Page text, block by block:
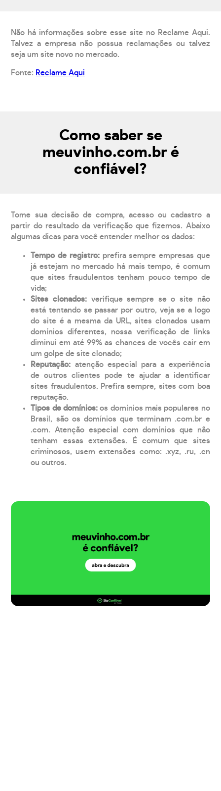
Não há informações sobre esse site no Reclame Aqui.
Talvez a empresa não possua reclamações ou talvez
seja um site novo no mercado.
Fonte: Reclame Aqui
Como saber se
meuvinho.com.br é
confiável?
Tome sua decisão de compra, acesso ou cadastro a
partir do resultado da verificação que fizemos. Abaixo
algumas dicas para você entender melhor os dados:
Tempo de registro: prefira sempre empresas que
já estejam no mercado há mais tempo, é comum
que sites fraudulentos tenham pouco tempo de
vida;
Sites clonados: verifique sempre se o site não
está tentando se passar por outro, veja se a logo
do site é a mesma da URL, sites clonados usam
domínios diferentes, nossa verificação de links
diminui em até 99% as chances de vocês cair em
um golpe de site clonado;
Reputação: atenção especial para a experiência
de outros clientes pode te ajudar a identificar
sites fraudulentos. Prefira sempre, sites com boa
reputação.
Tipos de domínios:os domínios mais populares no
Brasil, são os domínios que terminam .com.br e
.com. Atenção especial com domínios que não
tenham essas extensões. É comum que sites
criminosos, usem extensões como: .xyz, .ru, .cn
ou outros.